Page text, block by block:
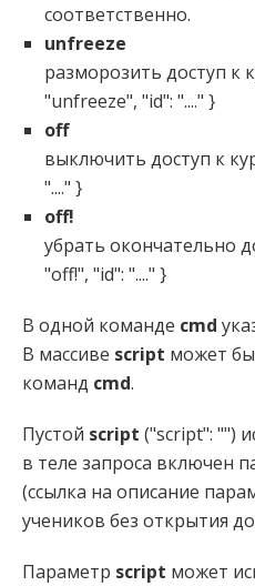
соответственно.
unfreeze
разморозить доступ к
"unfreeze", "id": "...." }
off
выключить доступ к
"...." }
off!
убрать окончательно
"off!", "id": "...." }
В одной команде cmd
В массиве script может
команд cmd.
Пустой script ("script": "")
в теле запроса включен
(ссылка на описание
учеников без открытия
Параметр script может